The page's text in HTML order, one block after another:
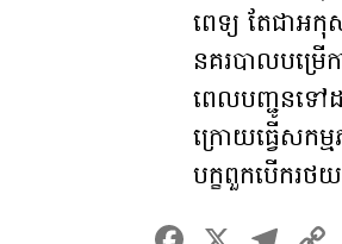
ពេទ្យ តែជាអ
នគរបាល​បម្រើ​ក
ពេល​បញ្ជូន​ទៅ​ដ
ក្រោយធ្វើសកម្
បក្ខពួក​បើករថ